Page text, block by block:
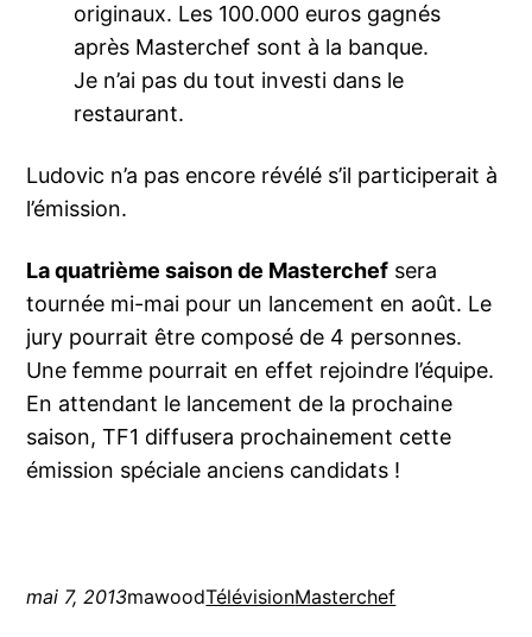
originaux. Les 100.000 euros gagnés
après Masterchef sont à la banque.
Je n’ai pas du tout investi dans le
restaurant.
Ludovic n’a pas encore révélé s’il participerait à
l’émission.
La quatrième saison de Masterchef sera
tournée mi-mai pour un lancement en août. Le
jury pourrait être composé de 4 personnes.
Une femme pourrait en effet rejoindre l’équipe.
En attendant le lancement de la prochaine
saison, TF1 diffusera prochainement cette
émission spéciale anciens candidats !
mai 7, 2013mawoodTélévisionMasterchef